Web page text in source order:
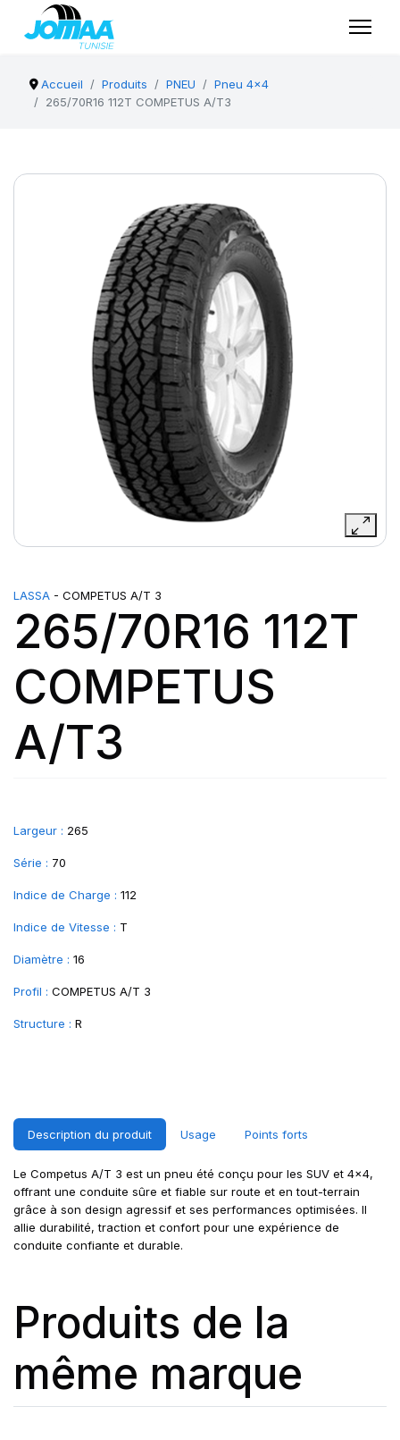
Accueil Produits PNEU
Pneu 4x4
265/70R16 112T COMPETUS A/T3
LASSA - COMPETUS A/T 3
265/70R16 112T
COMPETUS
A/T3
Largeur : 265
Série : 70
Indice de Charge : 112
Indice de Vitesse : T
Diamètre : 16
Profil : COMPETUS A/T 3
Structure : R
Description du produit Usage Points forts
Le Competus A/T 3 est un pneu été conçu pour les SUV et 4x4,
offrant une conduite sûre et fiable sur route et en tout-terrain
grâce à son design agressif et ses performances optimisées. Il
allie durabilité, traction et confort pour une expérience de
conduite confiante et durable.
Produits de la
même marque